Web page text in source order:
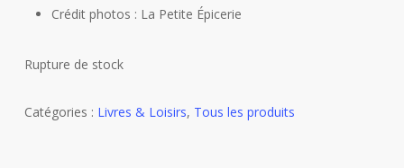
Crédit photos : La Petite Épicerie
Rupture de stock
Catégories : Livres & Loisirs, Tous les produits